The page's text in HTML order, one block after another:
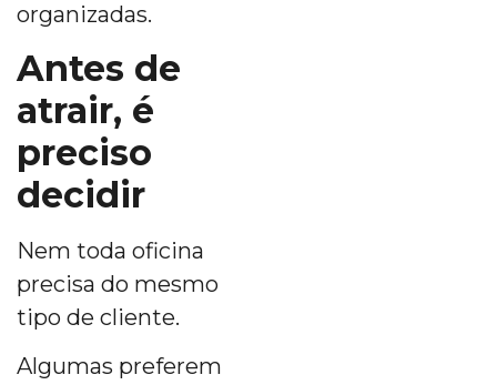
organizadas.
Antes de
atrair, é
preciso
decidir
Nem toda oficina
precisa do mesmo
tipo de cliente.
Algumas preferem